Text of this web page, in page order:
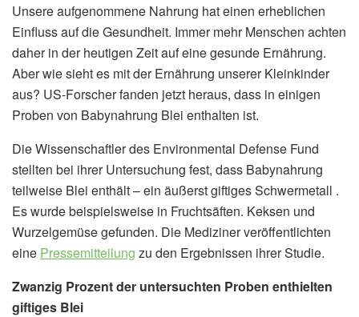
Unsere aufgenommene Nahrung hat einen erheblichen
Einfluss auf die Gesundheit. Immer mehr Menschen achten
daher in der heutigen Zeit auf eine gesunde Ernährung.
Aber wie sieht es mit der Ernährung unserer Kleinkinder
aus? US-Forscher fanden jetzt heraus, dass in einigen
Proben von Babynahrung Blei enthalten ist.
Die Wissenschaftler des Environmental Defense Fund
stellten bei ihrer Untersuchung fest, dass Babynahrung
teilweise Blei enthält – ein äußerst giftiges Schwermetall .
Es wurde beispielsweise in Fruchtsäften. Keksen und
Wurzelgemüse gefunden. Die Mediziner veröffentlichten
eine Pressemitteilung zu den Ergebnissen ihrer Studie.
Zwanzig Prozent der untersuchten Proben enthielten
giftiges Blei